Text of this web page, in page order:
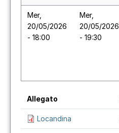
Mer,
20/05/2026
- 18:00
Mer,
20/05/2026
- 19:30
Allegato
Locandina